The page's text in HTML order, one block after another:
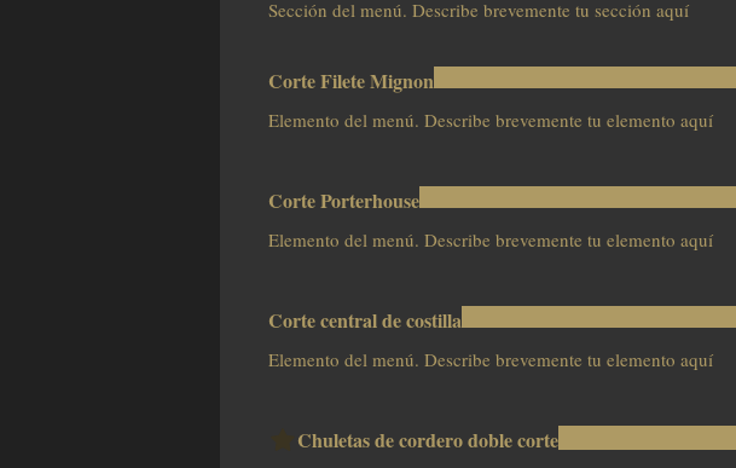
Sección del menú. Describe brevemente tu sección aquí
Corte Filete Mignon
Elemento del menú. Describe brevemente tu elemento aquí
Corte Porterhouse
Elemento del menú. Describe brevemente tu elemento aquí
Corte central de costilla
Elemento del menú. Describe brevemente tu elemento aquí
Chuletas de cordero doble corte